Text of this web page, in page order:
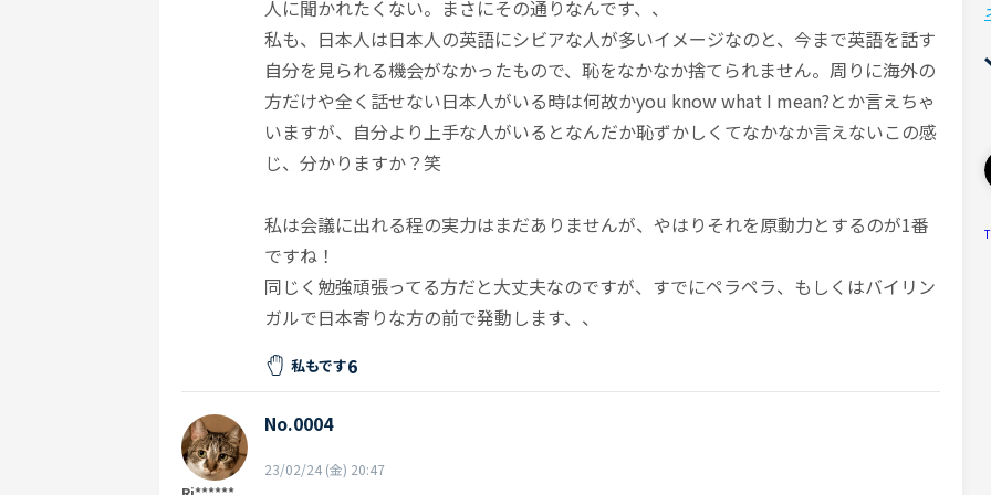
人に聞かれたくない。まさにその通りなんです、、
私も、日本人は日本人の英語にシビアな人が多いイメージなのと、今まで英語を話す
自分を見られる機会がなかったもので、恥をなかなか捨てられません。周りに海外の
方だけや全く話せない日本人がいる時は何故かyou know what I mean?とか言えちゃ
いますが、自分より上手な人がいるとなんだか恥ずかしくてなかなか言えないこの感
じ、分かりますか？笑
私は会議に出れる程の実力はまだありませんが、やはりそれを原動力とするのが1番
ですね！
同じく勉強頑張ってる方だと大丈夫なのですが、すでにペラペラ、もしくはバイリン
ガルで日本寄りな方の前で発動します、、
私もです6
No.0004
23/02/24 (金) 20:47